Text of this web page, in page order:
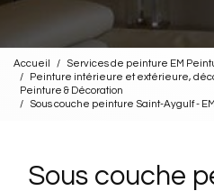
Accueil
Services de peinture EM
Peinture intérieure et extérieure,
Peinture & Décoration
Sous couche peinture Saint-Aygulf -
Sous couche